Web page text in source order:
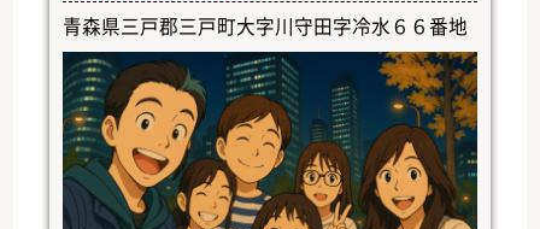
青森県三戸郡三戸町大字川守田字冷水６６番地